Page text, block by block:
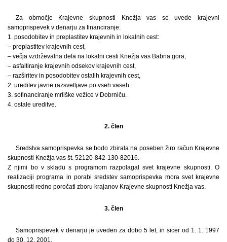
Za območje Krajevne skupnosti Knežja vas se uvede krajevni
samoprispevek v denarju za financiranje:
1. posodobitev in preplastitev krajevnih in lokalnih cest:
– preplastitev krajevnih cest,
– večja vzdrževalna dela na lokalni cesti Knežja vas Babna gora,
– asfaltiranje krajevnih odsekov krajevnih cest,
– razširitev in posodobitev ostalih krajevnih cest,
2. ureditev javne razsvetljave po vseh vaseh.
3. sofinanciranje mrliške vežice v Dobrniču.
4. ostale ureditve.
2. člen
Sredstva samoprispevka se bodo zbirala na poseben žiro račun Krajevne
skupnosti Knežja vas št. 52120-842-130-82016.
Z njimi bo v skladu s programom razpolagal svet krajevne skupnosti. O
realizaciji programa in porabi sredstev samoprispevka mora svet krajevne
skupnosti redno poročati zboru krajanov Krajevne skupnosti Knežja vas.
3. člen
Samoprispevek v denarju je uveden za dobo 5 let, in sicer od 1. 1. 1997
do 30. 12. 2001.